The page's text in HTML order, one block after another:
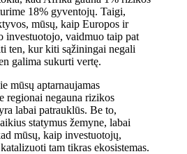
18% gyventojų. Taigi,
mūsų, kaip Europos ir
vaidmuo taip pat
ten, kur kiti sąžiningai negali
galima sukurti vertę.
mūsų aptarnaujamas
regionai negauna rizikos
labai patrauklūs. Be to,
statymus žemyne, labai
mūsų, kaip investuotojų,
tam tikras ekosistemas.